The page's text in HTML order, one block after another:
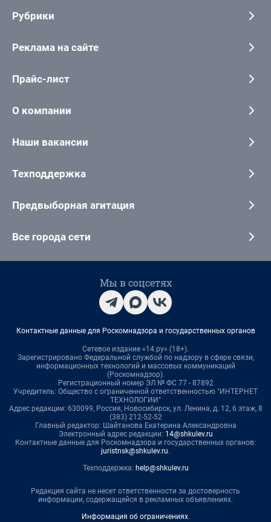
Рубрики
Реклама на сайте
Прайс-лист
О компании
Наши вакансии
Техподдержка
Предвыборная агитация
Все города сети
Мы в соцсетях
Контактные данные для Роскомнадзора и государственных органов
Сетевое издание «14.ру» (18+).
Зарегистрировано Федеральной службой по надзору в сфере связи,
информационных технологий и массовых коммуникаций
(Роскомнадзор).
Регистрационный номер ЭЛ № ФС 77 - 87892
Учредитель: Общество с ограниченной ответственностью "ИНТЕРНЕТ
ТЕХНОЛОГИИ"
Адрес редакции: 630099, Россия, Новосибирск, ул. Ленина, д. 12, 6 этаж, 8
(383) 212-52-52
Главный редактор: Шайтанова Екатерина Александровна
Электронный адрес редакции: 14@shkulev.ru
Контактные данные для Роскомнадзора и государственных органов:
juristnsk@shkulev.ru.
Техподдержка: help@shkulev.ru
Редакция сайта не несет ответственности за достоверность
информации, содержащейся в рекламных объявлениях.
Информация об ограничениях.